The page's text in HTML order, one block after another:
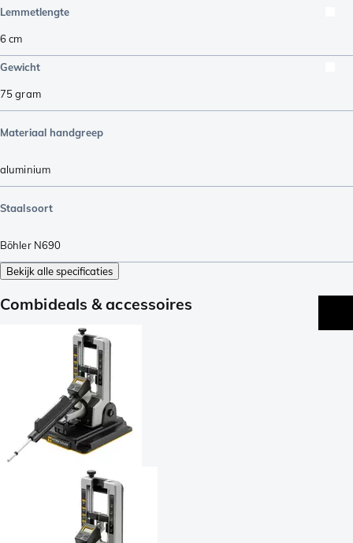
Lemmetlengte
6cm
Gewicht
75gram
Materiaal handgreep
aluminium
Staalsoort
Böhler N690
Bekijk alle specificaties
Combideals & accessoires